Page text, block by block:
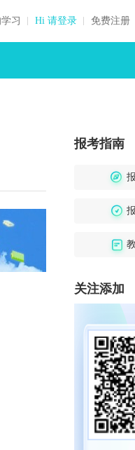
习 Hi 请登录 免费注册
报考指南
关注添加